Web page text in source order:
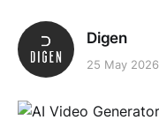
Digen
25 May 2026